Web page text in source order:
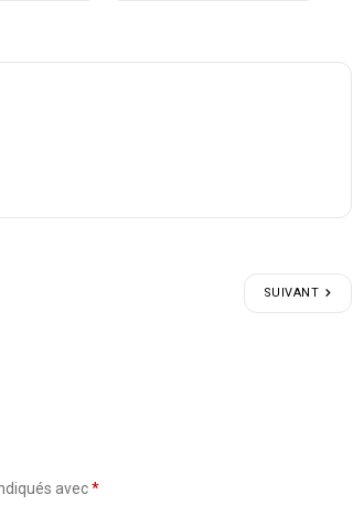
SUIVANT
avec*